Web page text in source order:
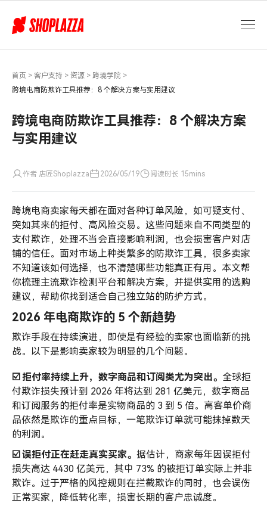
荐：
首页 > 客户支持 > 资源 > 跨境学院 >
跨境电商防欺诈工具推荐：8 个解决方案与实用建议
跨境电商防欺诈工具推荐：8 个解决方案
与实用建议
作者 店匠Shoplazza 2026/05/19 阅读时长 15mins
跨境电商卖家每天都在面对各种订单风险，如可疑支付、
突如其来的拒付、高风险交易。这些问题来自不同类型的
支付欺诈，处理不当会直接影响利润，也会损害客户对店
铺的信任。面对市场上种类繁多的防欺诈工具，很多卖家
不知道该如何选择，也不清楚哪些功能真正有用。本文帮
你梳理主流欺诈检测平台和解决方案，并提供实用的选购
建议，帮助你找到适合自己独立站的防护方式。
2026 年电商欺诈的 5 个新趋势
欺诈手段在持续演进，即使是有经验的卖家也面临新的挑
战。以下是影响卖家较为明显的几个问题。
☑️ 拒付率持续上升，数字商品和订阅类尤为突出。 全球拒
付欺诈损失预计到 2026 年将达到 281 亿美元，数字商品
和订阅服务的拒付率是实物商品的 3 到 5 倍。高客单价商
品依然是欺诈的重点目标，一笔欺诈订单就可能抹掉数天
的利润。
☑️ 误拒付正在赶走真实买家。 据估计，商家每年因误拒付
损失高达 4430 亿美元，其中 73% 的被拒订单实际上并非
欺诈。过于严格的风控规则在拦截欺诈的同时，也会误伤
正常买家，降低转化率，损害长期的客户忠诚度。